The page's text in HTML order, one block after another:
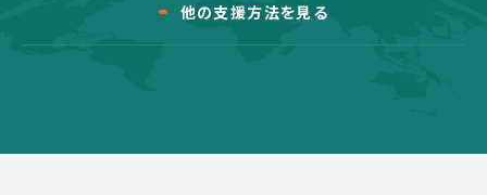
他の支援方法を見る